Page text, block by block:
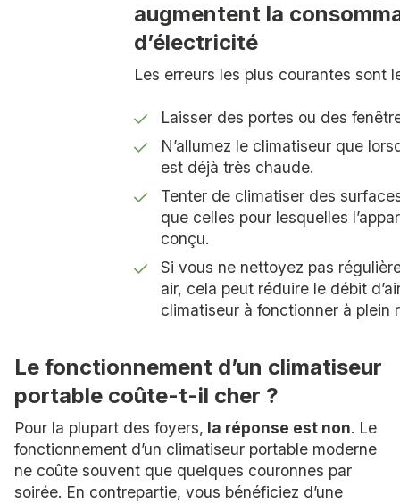
augmentent la
d’électricité
Les erreurs les plus courantes sont
Laisser des portes ou des
N’allumez le climatiseur que
est déjà très chaude.
Tenter de climatiser des
que celles pour lesquelles
conçu.
Si vous ne nettoyez pas
air, cela peut réduire le débit
climatiseur à fonctionner à plein
Le fonctionnement d’un climatiseur
portable coûte-t-il cher ?
Pour la plupart des foyers, la réponse est non. Le
fonctionnement d’un climatiseur portable moderne
ne coûte souvent que quelques couronnes par
soirée. En contrepartie, vous bénéficiez d’une